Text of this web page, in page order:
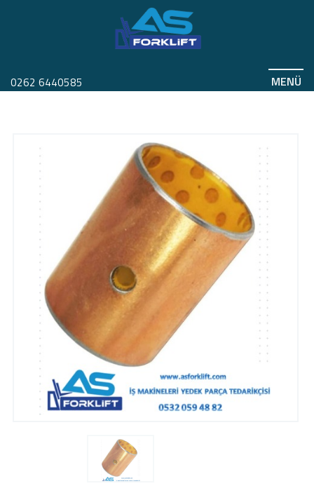
0262 6440585 MENÜ
JUNGHEINRICH MİL
ERE120 51173873
Anasayfa Ürünler
Ürünler
Yedek Parça